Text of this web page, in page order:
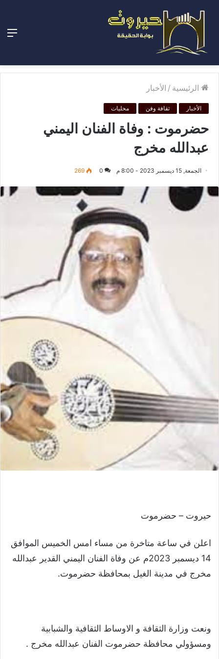
الرئيسية / الأخبار
الأخبار ثقافة وفن محليات
حضرموت : وفاة الفنان اليمني
عبدالله مخرج
الجمعة, 15 ديسمبر 2023 - 8:00 م 0
269
حيروت – حضرموت
اعلن في ساعة متاخرة من مساء امس الخميس الموافق
14 ديسمبر 2023م عن وفاة الفنان اليمني القدير عبدالله
مخرج في مدينة الغيل بمحافظة حضرموت.
ونعت وزارة الثقافة و الاوساط الثقافية والشبابية
ومسؤولي محافظة حضرموت الفنان عبدالله مخرج .